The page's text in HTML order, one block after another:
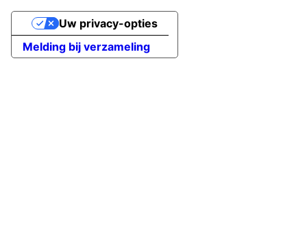
Melding bij verzameling
Uw privacy-opties